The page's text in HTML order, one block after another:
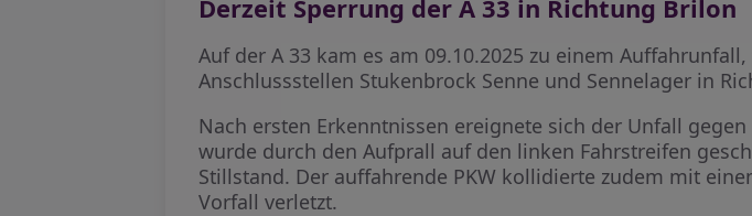
Derzeit Sperrung der A 33 in Richtung Brilon
Auf der A 33 kam es am 09.10.2025 zu einem
Anschlussstellen Stukenbrock Senne und Sennelager in
Nach ersten Erkenntnissen ereignete sich der Unfall
wurde durch den Aufprall auf den linken Fahrstreifen
Stillstand. Der auffahrende PKW kollidierte zudem mit
Vorfall verletzt.